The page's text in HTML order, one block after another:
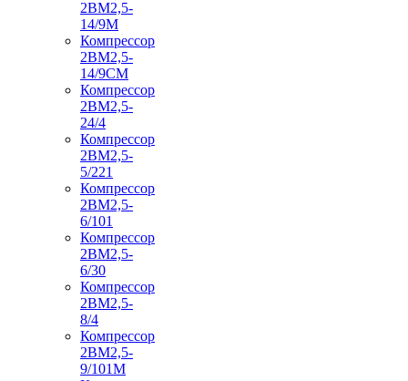
2ВМ2,5-
14/9М
Компрессор
2ВМ2,5-
14/9СМ
Компрессор
2ВМ2,5-
24/4
Компрессор
2ВМ2,5-
5/221
Компрессор
2ВМ2,5-
6/101
Компрессор
2ВМ2,5-
6/30
Компрессор
2ВМ2,5-
8/4
Компрессор
2ВМ2,5-
9/101М